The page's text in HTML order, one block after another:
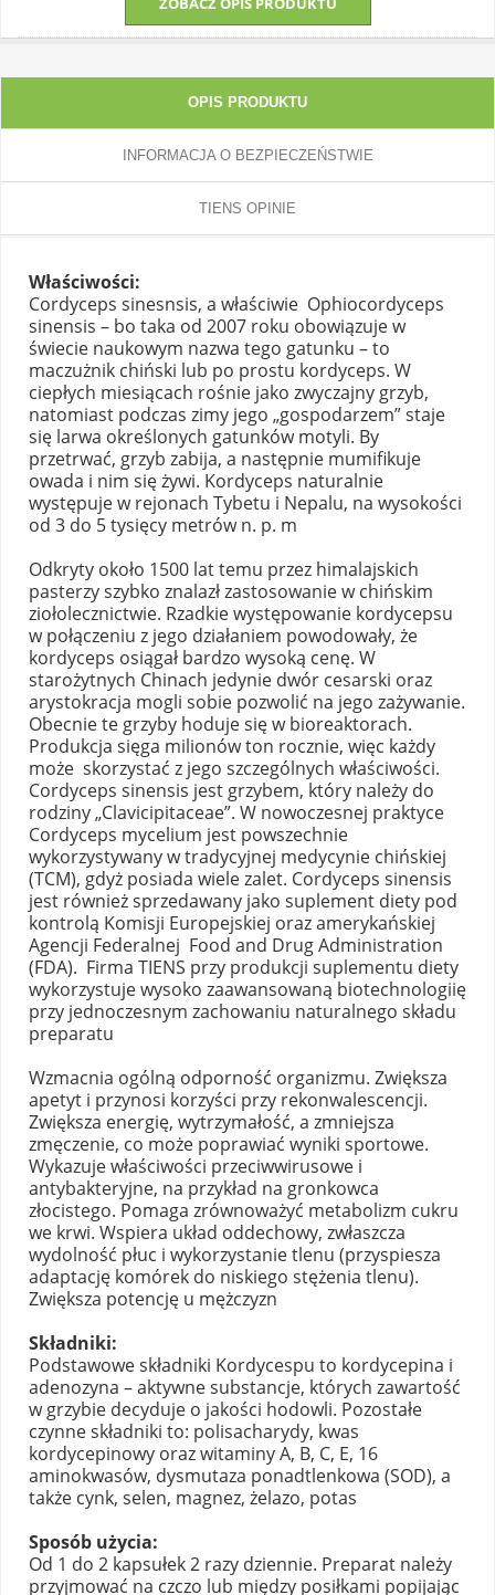
OPIS PRODUKTU
INFORMACJA O BEZPIECZEŃSTWIE
TIENS OPINIE
Właściwości:
Cordyceps sinesnsis, a właściwie Ophiocordyceps
sinensis – bo taka od 2007 roku obowiązuje w
świecie naukowym nazwa tego gatunku – to
maczużnik chiński lub po prostu kordyceps. W
ciepłych miesiącach rośnie jako zwyczajny grzyb,
natomiast podczas zimy jego „gospodarzem” staje
się larwa określonych gatunków motyli. By
przetrwać, grzyb zabija, a następnie mumifikuje
owada i nim się żywi. Kordyceps naturalnie
występuje w rejonach Tybetu i Nepalu, na wysokości
od 3 do 5 tysięcy metrów n. p. m
Odkryty około 1500 lat temu przez himalajskich
pasterzy szybko znalazł zastosowanie w chińskim
ziołolecznictwie. Rzadkie występowanie kordycepsu
w połączeniu z jego działaniem powodowały, że
kordyceps osiągał bardzo wysoką cenę. W
starożytnych Chinach jedynie dwór cesarski oraz
arystokracja mogli sobie pozwolić na jego zażywanie.
Obecnie te grzyby hoduje się w bioreaktorach.
Produkcja sięga milionów ton rocznie, więc każdy
może skorzystać z jego szczególnych właściwości.
Cordyceps sinensis jest grzybem, który należy do
rodziny „Clavicipitaceae”. W nowoczesnej praktyce
Cordyceps mycelium jest powszechnie
wykorzystywany w tradycyjnej medycynie chińskiej
(TCM), gdyż posiada wiele zalet. Cordyceps sinensis
jest również sprzedawany jako suplement diety pod
kontrolą Komisji Europejskiej oraz amerykańskiej
Agencji Federalnej Food and Drug Administration
(FDA). Firma TIENS przy produkcji suplementu diety
wykorzystuje wysoko zaawansowaną biotechnologiię
przy jednoczesnym zachowaniu naturalnego składu
preparatu
Wzmacnia ogólną odporność organizmu. Zwiększa
apetyt i przynosi korzyści przy rekonwalescencji.
Zwiększa energię, wytrzymałość, a zmniejsza
zmęczenie, co może poprawiać wyniki sportowe.
Wykazuje właściwości przeciwwirusowe i
antybakteryjne, na przykład na gronkowca
złocistego. Pomaga zrównoważyć metabolizm cukru
we krwi. Wspiera układ oddechowy, zwłaszcza
wydolność płuc i wykorzystanie tlenu (przyspiesza
adaptację komórek do niskiego stężenia tlenu).
Zwiększa potencję u mężczyzn
Składniki:
Podstawowe składniki Kordycespu to kordycepina i
adenozyna – aktywne substancje, których zawartość
w grzybie decyduje o jakości hodowli. Pozostałe
czynne składniki to: polisacharydy, kwas
kordycepinowy oraz witaminy A, B, C, E, 16
aminokwasów, dysmutaza ponadtlenkowa (SOD), a
także cynk, selen, magnez, żelazo, potas
Sposób użycia:
Od 1 do 2 kapsułek 2 razy dziennie. Preparat należy
przyjmować na czczo lub między posiłkami popijając